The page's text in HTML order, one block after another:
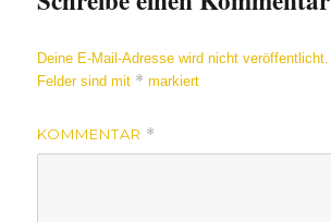
Deine E-Mail-Adresse wird nicht veröffentlicht.
Felder sind mit * markiert
KOMMENTAR *